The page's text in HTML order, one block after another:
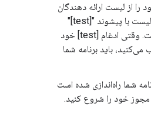
را از لیست ارائه دهندگان
انتخاب کنید. در لیست با پیشوند "[test]"
مشخص شده است. وقتی ادغام [test] خود
می‌کنید، باید برنامه شما
شما راه‌اندازی شده است
خود را شروع کنید.